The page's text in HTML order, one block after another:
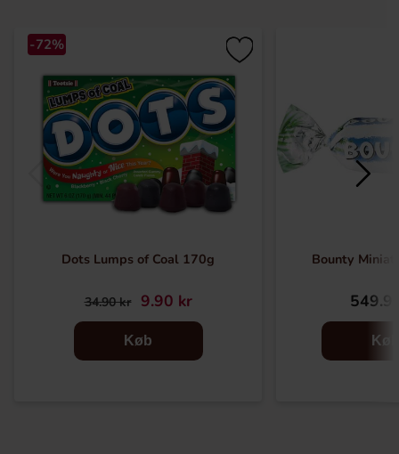
-72%
Dots Lumps of Coal 170g
34.90 kr 9.90 kr
Køb
Bounty
Køb